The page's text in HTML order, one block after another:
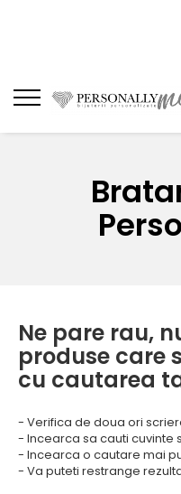
Ne pare rau,
produse care
cu cautarea
- Verifica de doua ori
- Incearca sa cauti cuvinte
- Incearca o cautare mai
- Va puteti restrange